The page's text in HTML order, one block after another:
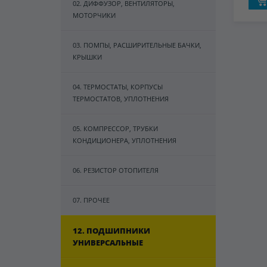
02. ДИФФУЗОР, ВЕНТИЛЯТОРЫ,
МОТОРЧИКИ
03. ПОМПЫ, РАСШИРИТЕЛЬНЫЕ БАЧКИ,
КРЫШКИ
04. ТЕРМОСТАТЫ, КОРПУСЫ
ТЕРМОСТАТОВ, УПЛОТНЕНИЯ
05. КОМПРЕССОР, ТРУБКИ
КОНДИЦИОНЕРА, УПЛОТНЕНИЯ
06. РЕЗИСТОР ОТОПИТЕЛЯ
07. ПРОЧЕЕ
12. ПОДШИПНИКИ
УНИВЕРСАЛЬНЫЕ